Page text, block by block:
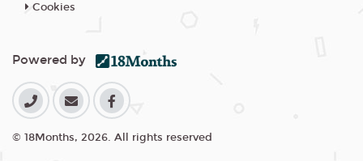
Cookies
Powered by
© 18Months, 2026. All rights reserved